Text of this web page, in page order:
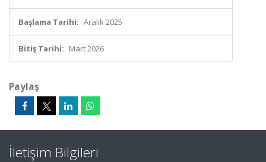
Başlama Tarihi: Aralık 2025
Bitiş Tarihi: Mart 2026
Paylaş
İletişim Bilgileri